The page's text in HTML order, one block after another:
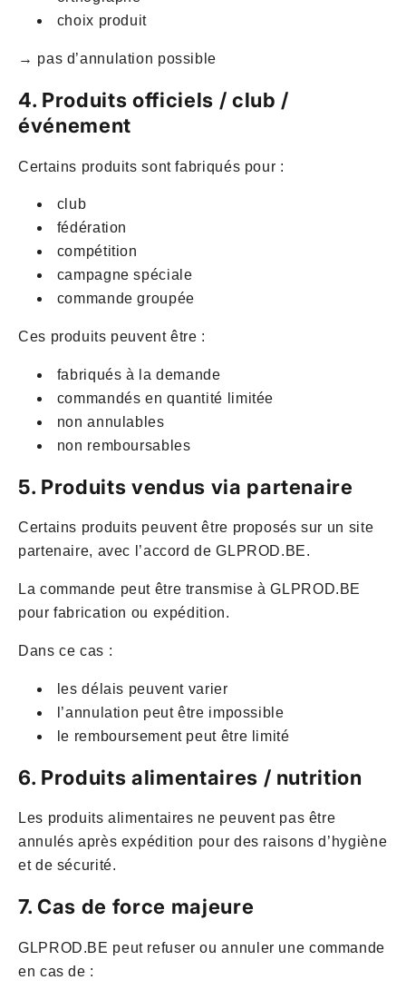
choix produit
→ pas d’annulation possible
4. Produits officiels / club /
événement
Certains produits sont fabriqués pour :
club
fédération
compétition
campagne spéciale
commande groupée
Ces produits peuvent être :
fabriqués à la demande
commandés en quantité limitée
non annulables
non remboursables
5. Produits vendus via partenaire
Certains produits peuvent être proposés sur un site
partenaire, avec l’accord de GLPROD.BE.
La commande peut être transmise à GLPROD.BE
pour fabrication ou expédition.
Dans ce cas :
les délais peuvent varier
l’annulation peut être impossible
le remboursement peut être limité
6. Produits alimentaires / nutrition
Les produits alimentaires ne peuvent pas être
annulés après expédition pour des raisons d’hygiène
et de sécurité.
7. Cas de force majeure
GLPROD.BE peut refuser ou annuler une commande
en cas de :